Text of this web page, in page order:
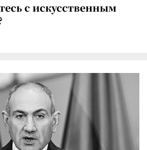
с искусственным